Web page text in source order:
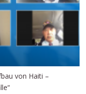
von Haiti –